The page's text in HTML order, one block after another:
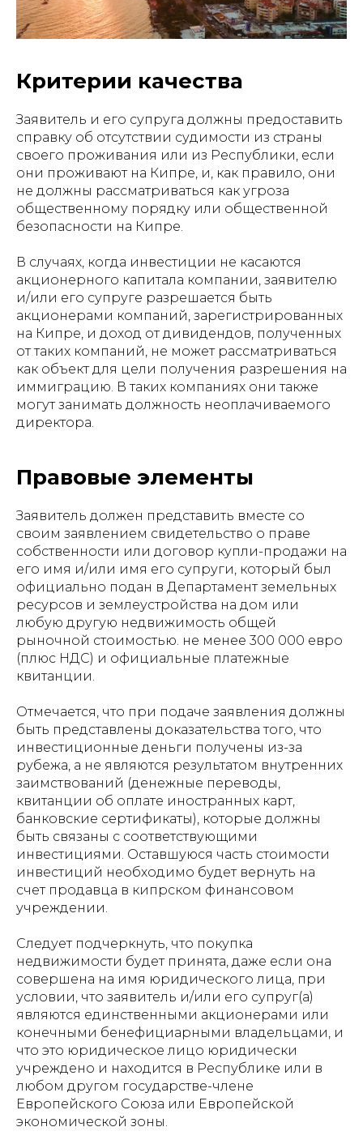
Критерии качества
Заявитель и его супруга должны предоставить
справку об отсутствии судимости из страны
своего проживания или из Республики, если
они проживают на Кипре, и, как правило, они
не должны рассматриваться как угроза
общественному порядку или общественной
безопасности на Кипре.
В случаях, когда инвестиции не касаются
акционерного капитала компании, заявителю
и/или его супруге разрешается быть
акционерами компаний, зарегистрированных
на Кипре, и доход от дивидендов, полученных
от таких компаний, не может рассматриваться
как объект для цели получения разрешения на
иммиграцию. В таких компаниях они также
могут занимать должность неоплачиваемого
директора.
Правовые элементы
Заявитель должен представить вместе со
своим заявлением свидетельство о праве
собственности или договор купли-продажи на
его имя и/или имя его супруги, который был
официально подан в Департамент земельных
ресурсов и землеустройства на дом или
любую другую недвижимость общей
рыночной стоимостью. не менее 300 000 евро
(плюс НДС) и официальные платежные
квитанции.
Отмечается, что при подаче заявления должны
быть представлены доказательства того, что
инвестиционные деньги получены из-за
рубежа, а не являются результатом внутренних
заимствований (денежные переводы,
квитанции об оплате иностранных карт,
банковские сертификаты), которые должны
быть связаны с соответствующими
инвестициями. Оставшуюся часть стоимости
инвестиций необходимо будет вернуть на
счет продавца в кипрском финансовом
учреждении.
Следует подчеркнуть, что покупка
недвижимости будет принята, даже если она
совершена на имя юридического лица, при
условии, что заявитель и/или его супруг(а)
являются единственными акционерами или
конечными бенефициарными владельцами, и
что это юридическое лицо юридически
учреждено и находится в Республике или в
любом другом государстве-члене
Европейского Союза или Европейской
экономической зоны.